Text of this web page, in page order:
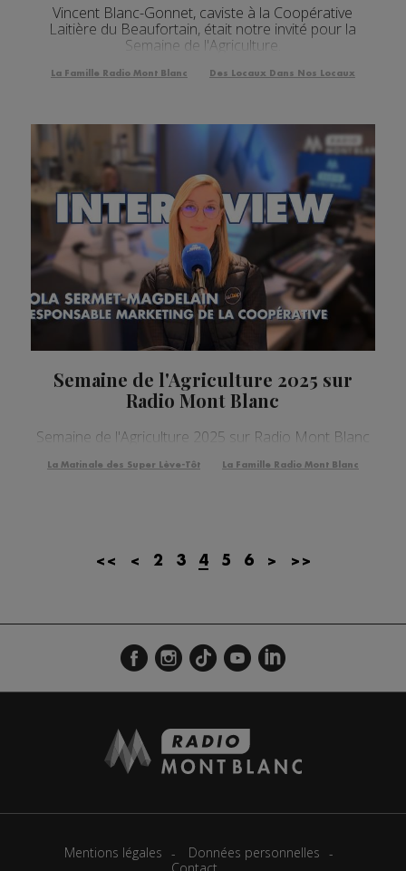
Vincent Blanc-Gonnet, caviste à la Coopérative
Laitière du Beaufortain, était notre invité pour la
Semaine de l'Agriculture.
La Famille Radio Mont Blanc Des Locaux Dans Nos Locaux
Semaine de l'Agriculture 2025 sur
Radio Mont Blanc
Semaine de l'Agriculture 2025 sur Radio Mont Blanc
La Matinale des Super Lève-Tôt La Famille Radio Mont Blanc
<< < 2 3 4 5 6 > >>
Mentions légales
Données personnelles